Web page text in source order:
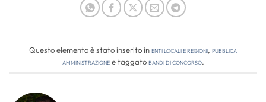
Questo elemento è stato inserito inEnti locali e regioni, Pubblica
amministrazionee taggatobandi di concorso.